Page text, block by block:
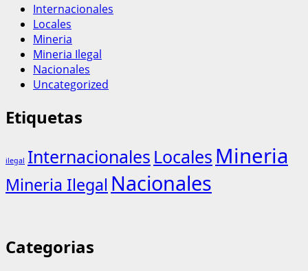
Internacionales
Locales
Mineria
Mineria Ilegal
Nacionales
Uncategorized
Etiquetas
ilegal Internacionales Locales Mineria
Mineria Ilegal Nacionales
Categorias